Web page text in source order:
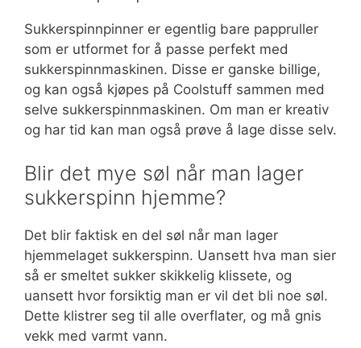
Sukkerspinnpinner er egentlig bare pappruller
som er utformet for å passe perfekt med
sukkerspinnmaskinen. Disse er ganske billige,
og kan også kjøpes på Coolstuff sammen med
selve sukkerspinnmaskinen. Om man er kreativ
og har tid kan man også prøve å lage disse selv.
Blir det mye søl når man lager
sukkerspinn hjemme?
Det blir faktisk en del søl når man lager
hjemmelaget sukkerspinn. Uansett hva man sier
så er smeltet sukker skikkelig klissete, og
uansett hvor forsiktig man er vil det bli noe søl.
Dette klistrer seg til alle overflater, og må gnis
vekk med varmt vann.